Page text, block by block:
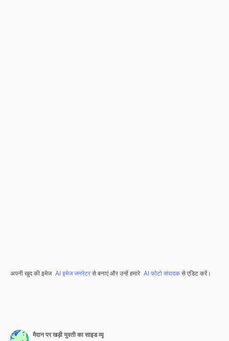
अपनी खुद की इमेज AI इमेज जनरेटरसे बनाएं और उन्हें हमारे AI फोटो संपादकसे एडिट करें।
मैदान पर खड़ी युवती का साइड व्यू